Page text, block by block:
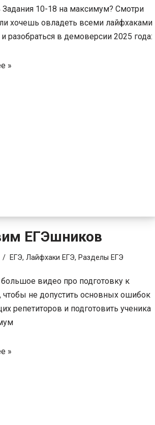
Задания 10-18 на максимум? Смотри
хочешь овладеть всеми лайфхаками
разобраться в демоверсии 2025 года:
»
ЕГЭшников
ЕГЭ, Лайфхаки ЕГЭ, Разделы ЕГЭ
видео про подготовку к
чтобы не допустить основных ошибок
репетиторов и подготовить ученика
»